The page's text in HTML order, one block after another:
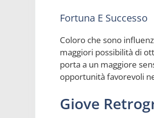
Fortuna E Successo
Coloro che sono
maggiori possibilità di
porta a un maggiore
opportunità favorevoli
Giove